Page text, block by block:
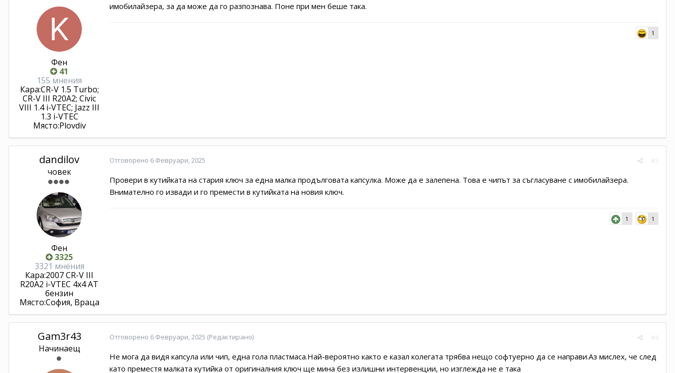
Фен
41
155 мнения
Кара:CR-V 1.5 Turbo;
CR-V III R20A2; Civic
VIII 1.4 i-VTEC; Jazz III
1.3 i-VTEC
Място:Plovdiv
имобилайзера, за да може да го разпознава. Поне при мен беше така.
1
dandilov
човек
Фен
3325
3321 мнения
Кара:2007 CR-V III
R20A2 i-VTEC 4x4 АТ
бензин
Място:София, Враца
#3
Отговорено 6 Февруари, 2025
Провери в кутийката на стария ключ за една малка продълговата капсулка. Може да е залепена. Това е чипът за съгласуване с имобилайзера.
Внимателно го извади и го премести в кутийката на новия ключ.
1 1
Gam3r43
Начинаещ
#4
Отговорено 6 Февруари, 2025 (Редактирано)
Не мога да видя капсула или чип, една гола пластмаса.Най-вероятно както е казал колегата трябва нещо софтуерно да се направи.Аз мислех, че след
като преместя малката кутийка от оригиналния ключ ще мина без излишни интервенции, но изглежда не е така